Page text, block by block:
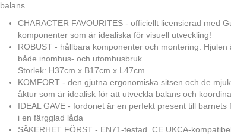
balans.
CHARACTER FAVOURITES - officiellt licensierad med
komponenter som är idealiska för visuell utveckling!
ROBUST - hållbara komponenter och montering.
både inomhus- och utomhusbruk.
Storlek: H37cm x B17cm x L47cm
KOMFORT - den gjutna ergonomiska sitsen och de
åktur som är idealisk för att utveckla balans och
IDEAL GAVE - fordonet är en perfekt present till
i en färgglad låda
SÄKERHET FÖRST - EN71-testad. CE UKCA-